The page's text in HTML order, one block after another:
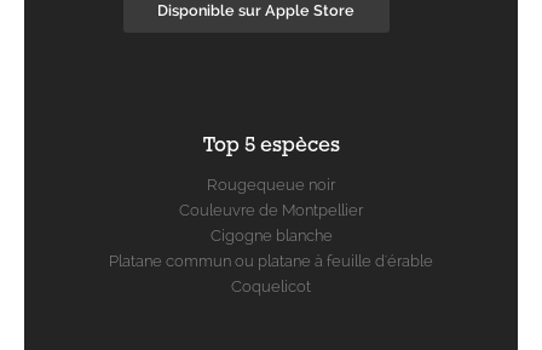
Disponible sur Apple Store
Top 5 espèces
Rougequeue noir
Couleuvre de Montpellier
Cigogne blanche
Platane commun ou platane à feuille d'érable
Coquelicot